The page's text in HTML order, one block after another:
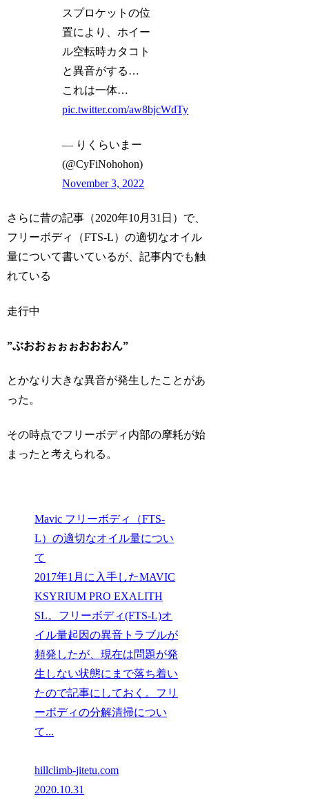
スプロケットの位
置により、ホイー
ル空転時カタコト
と異音がする…
これは一体…
pic.twitter.com/aw8bjcWdTy
— りくらいまー
(@CyFiNohohon)
November 3, 2022
さらに昔の記事（2020年10月31日）で、
フリーボディ（FTS-L）の適切なオイル
量について書いているが、記事内でも触
れている
走行中
”ぶおおぉぉぉおおおん”
とかなり大きな異音が発生したことがあ
った。
その時点でフリーボディ内部の摩耗が始
まったと考えられる。
Mavic フリーボディ（FTS-
L）の適切なオイル量につい
て
2017年1月に入手したMAVIC
KSYRIUM PRO EXALITH
SL。フリーボディ(FTS-L)オ
イル量起因の異音トラブルが
頻発したが、現在は問題が発
生しない状態にまで落ち着い
たので記事にしておく。フリ
ーボディの分解清掃につい
て...
hillclimb-jitetu.com
2020.10.31